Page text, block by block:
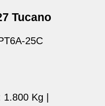
Tucano
25C
Kg |